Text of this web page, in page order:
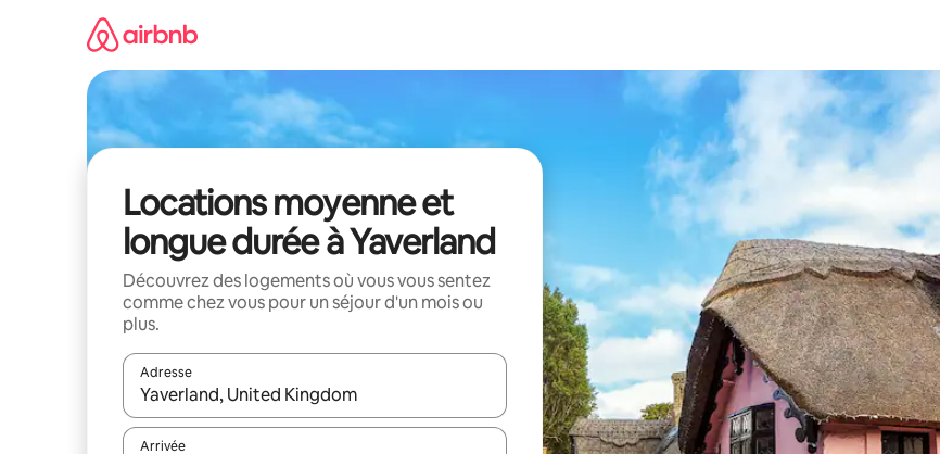
Locations moyenne et
longue durée à Yaverland
Découvrez des logements où vous vous sentez
comme chez vous pour un séjour d'un mois ou
plus.
Adresse
Lorsque les résultats s'affichent, utilisez les flèches vers le haut et vers le bas pour les parcourir ou en appuyant et
Arrivée